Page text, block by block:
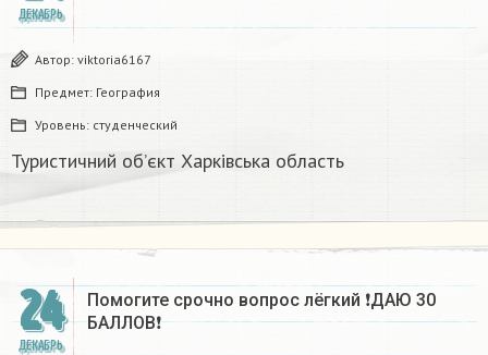
ДЕКАБРЬ
Автор: viktoria6167
Предмет: География
Уровень: студенческий
Туристичний об’єкт Харківська область
24
ДЕКАБРЬ
Помогите срочно вопрос лёгкий ❗ДАЮ 30
БАЛЛОВ❗​